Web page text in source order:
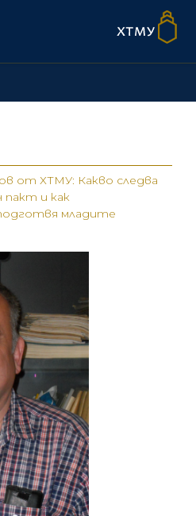
от ХТМУ: Какво следва
пакт и как
младите